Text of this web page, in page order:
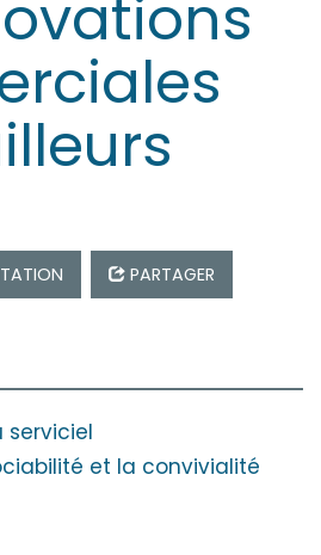
PARTAGER
serviciel
et la convivialité